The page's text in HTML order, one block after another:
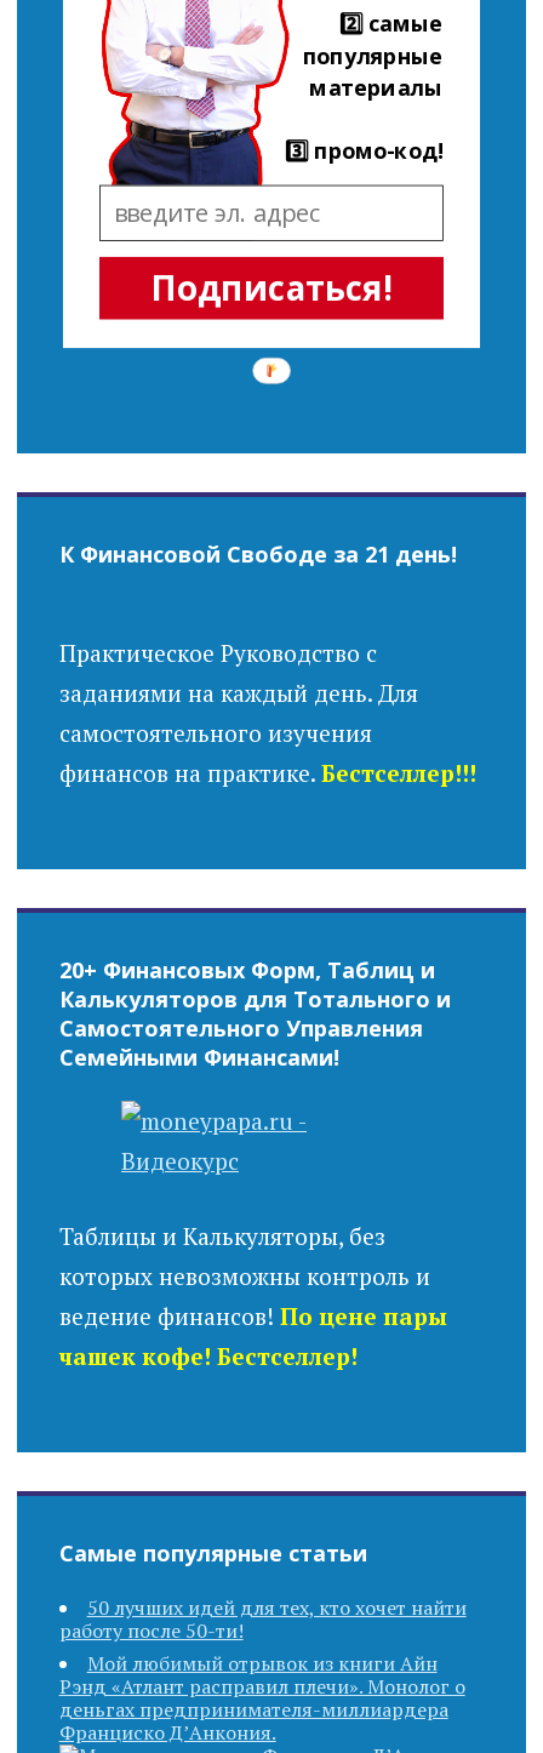
Подписаться!
2️⃣ самые
популярные
материалы
3️⃣ промо-код!
К Финансовой Свободе за 21 день!
Практическое Руководство с
заданиями на каждый день. Для
самостоятельного изучения
финансов на практике. Бестселлер!!!
20+ Финансовых Форм, Таблиц и
Калькуляторов для Тотального и
Самостоятельного Управления
Семейными Финансами!
Таблицы и Калькуляторы, без
которых невозможны контроль и
ведение финансов! По цене пары
чашек кофе! Бестселлер!
Самые популярные статьи
50 лучших идей для тех, кто хочет найти
работу после 50-ти!
Мой любимый отрывок из книги Айн
Рэнд «Атлант расправил плечи». Монолог о
деньгах предпринимателя-миллиардера
Франциско Д’Анкония.